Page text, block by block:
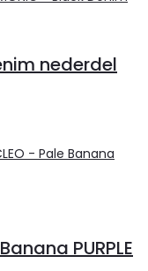
nederdel
PURPLE